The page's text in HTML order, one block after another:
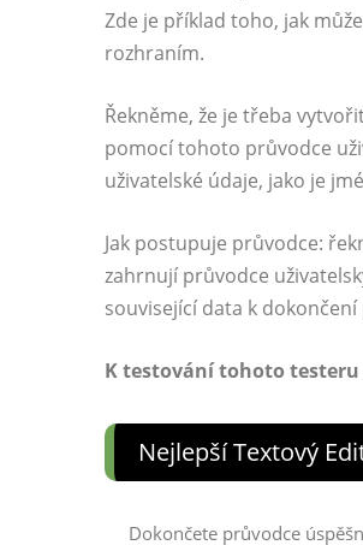
Zde je příklad toho, jak
rozhraním.
Řekněme, že je třeba
pomocí tohoto průvodce
uživatelské údaje, jako je
Jak postupuje průvodce:
zahrnují průvodce
související data k
K testování tohoto
Nejlepší Textový
Dokončete průvodce